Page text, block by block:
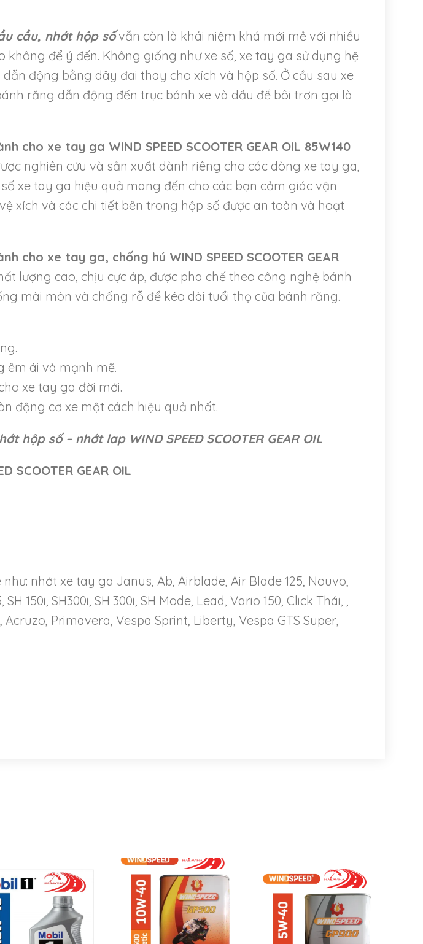
cầu, nhớt hộp sốvẫn còn là khái niệm khá mới mẻ với nhiều
không để ý đến. Không giống như xe số, xe tay ga sử dụng hệ
động bằng dây đai thay cho xích và hộp số. Ở cầu sau xe
răng dẫn động đến trục bánh xe và dầu để bôi trơn gọi là
cho xe tay ga WIND SPEED SCOOTER GEAR OIL 85W140
nghiên cứu và sản xuất dành riêng cho các dòng xe tay ga,
xe tay ga hiệu quả mang đến cho các bạn cảm giác vận
xích và các chi tiết bên trong hộp số được an toàn và hoạt
cho xe tay ga, chống hú WIND SPEED SCOOTER GEAR
lượng cao, chịu cực áp, được pha chế theo công nghệ bánh
mài mòn và chống rỗ để kéo dài tuổi thọ của bánh răng.
êm ái và mạnh mẽ.
xe tay ga đời mới.
động cơ xe một cách hiệu quả nhất.
hộp số – nhớt lap WIND SPEED SCOOTER GEAR OIL
SCOOTER GEAR OIL
nhớt xe tay ga Janus, Ab, Airblade, Air Blade 125, Nouvo,
150i, SH300i, SH 300i, SH Mode, Lead, Vario 150, Click Thái, ,
Acruzo, Primavera, Vespa Sprint, Liberty, Vespa GTS Super,
ngôn ngữ
English